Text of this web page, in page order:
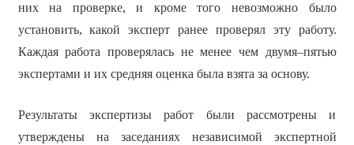
них на проверке, и кроме того невозможно было
установить, какой эксперт ранее проверял эту работу.
Каждая работа проверялась не менее чем двумя–пятью
экспертами и их средняя оценка была взята за основу.
Результаты экспертизы работ были рассмотрены и
утверждены на заседаниях независимой экспертной